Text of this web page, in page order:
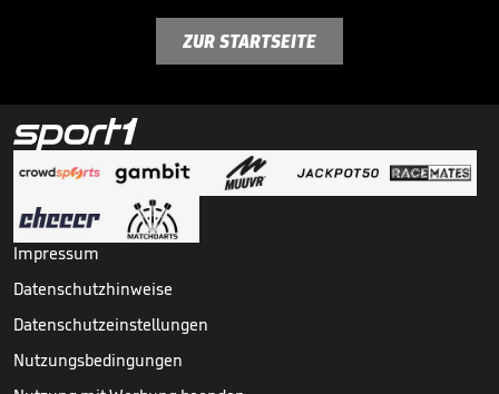
ZUR STARTSEITE
Impressum
Datenschutzhinweise
Datenschutzeinstellungen
Nutzungsbedingungen